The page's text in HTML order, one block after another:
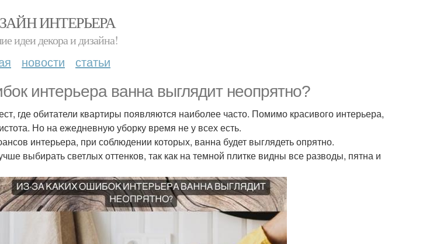
ИНТЕРЬЕРА
идеи декора и дизайна!
новости статьи
интерьера ванна выглядит неопрятно?
где обитатели квартиры появляются наиболее часто. Помимо красивого интерьера,
Но на ежедневную уборку время не у всех есть.
интерьера, при соблюдении которых, ванна будет выглядеть опрятно.
выбирать светлых оттенков, так как на темной плитке видны все разводы, пятна и